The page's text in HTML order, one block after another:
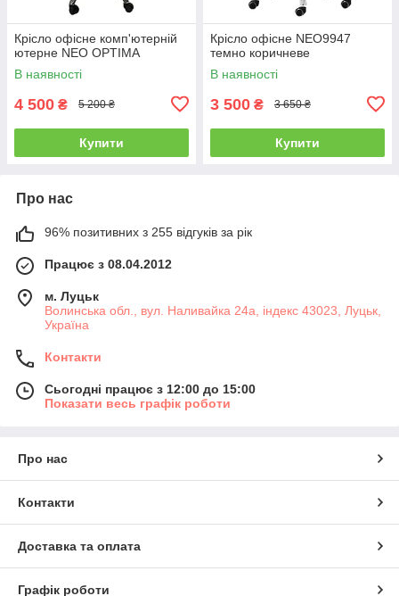
Крісло офісне комп'ютерній
ютерне NEO OPTIMA
В наявності
4 500 ₴ 5 200 ₴
Купити
Крісло офісне NEO9947
темно коричневе
В наявності
3 500 ₴ 3 650 ₴
Купити
Про нас
96% позитивних з 255 відгуків за рік
Працює з 08.04.2012
м. Луцьк
Волинська обл., вул. Наливайка 24а, індекс 43023, Луцьк,
Україна
Контакти
Сьогодні працює з 12:00 до 15:00
Показати весь графік роботи
Про нас
Контакти
Доставка та оплата
Графік роботи